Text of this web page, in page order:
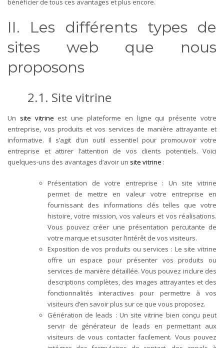
bénéficier de tous ces avantages et plus encore.
II. Les différents types de
sites web que nous
proposons
2.1. Site vitrine
Un site vitrine est une plateforme en ligne qui présente votre
entreprise, vos produits et vos services de manière attrayante et
informative. Il s’agit d’un outil essentiel pour promouvoir votre
entreprise et attirer l’attention de vos clients potentiels. Voici
quelques-uns des avantages d’avoir un site vitrine :
Présentation de votre entreprise : Un site vitrine
permet de mettre en valeur votre entreprise en
fournissant des informations clés telles que votre
histoire, votre mission, vos valeurs et vos réalisations.
Vous pouvez créer une présentation percutante de
votre marque et susciter l’intérêt de vos visiteurs.
Exposition de vos produits ou services : Le site vitrine
offre un espace pour présenter vos produits ou
services de manière détaillée. Vous pouvez inclure des
descriptions complètes, des images attrayantes et des
fonctionnalités interactives pour permettre à vos
visiteurs d’en savoir plus sur ce que vous proposez.
Génération de leads : Un site vitrine bien conçu peut
servir de générateur de leads en permettant aux
visiteurs de vous contacter facilement. Vous pouvez